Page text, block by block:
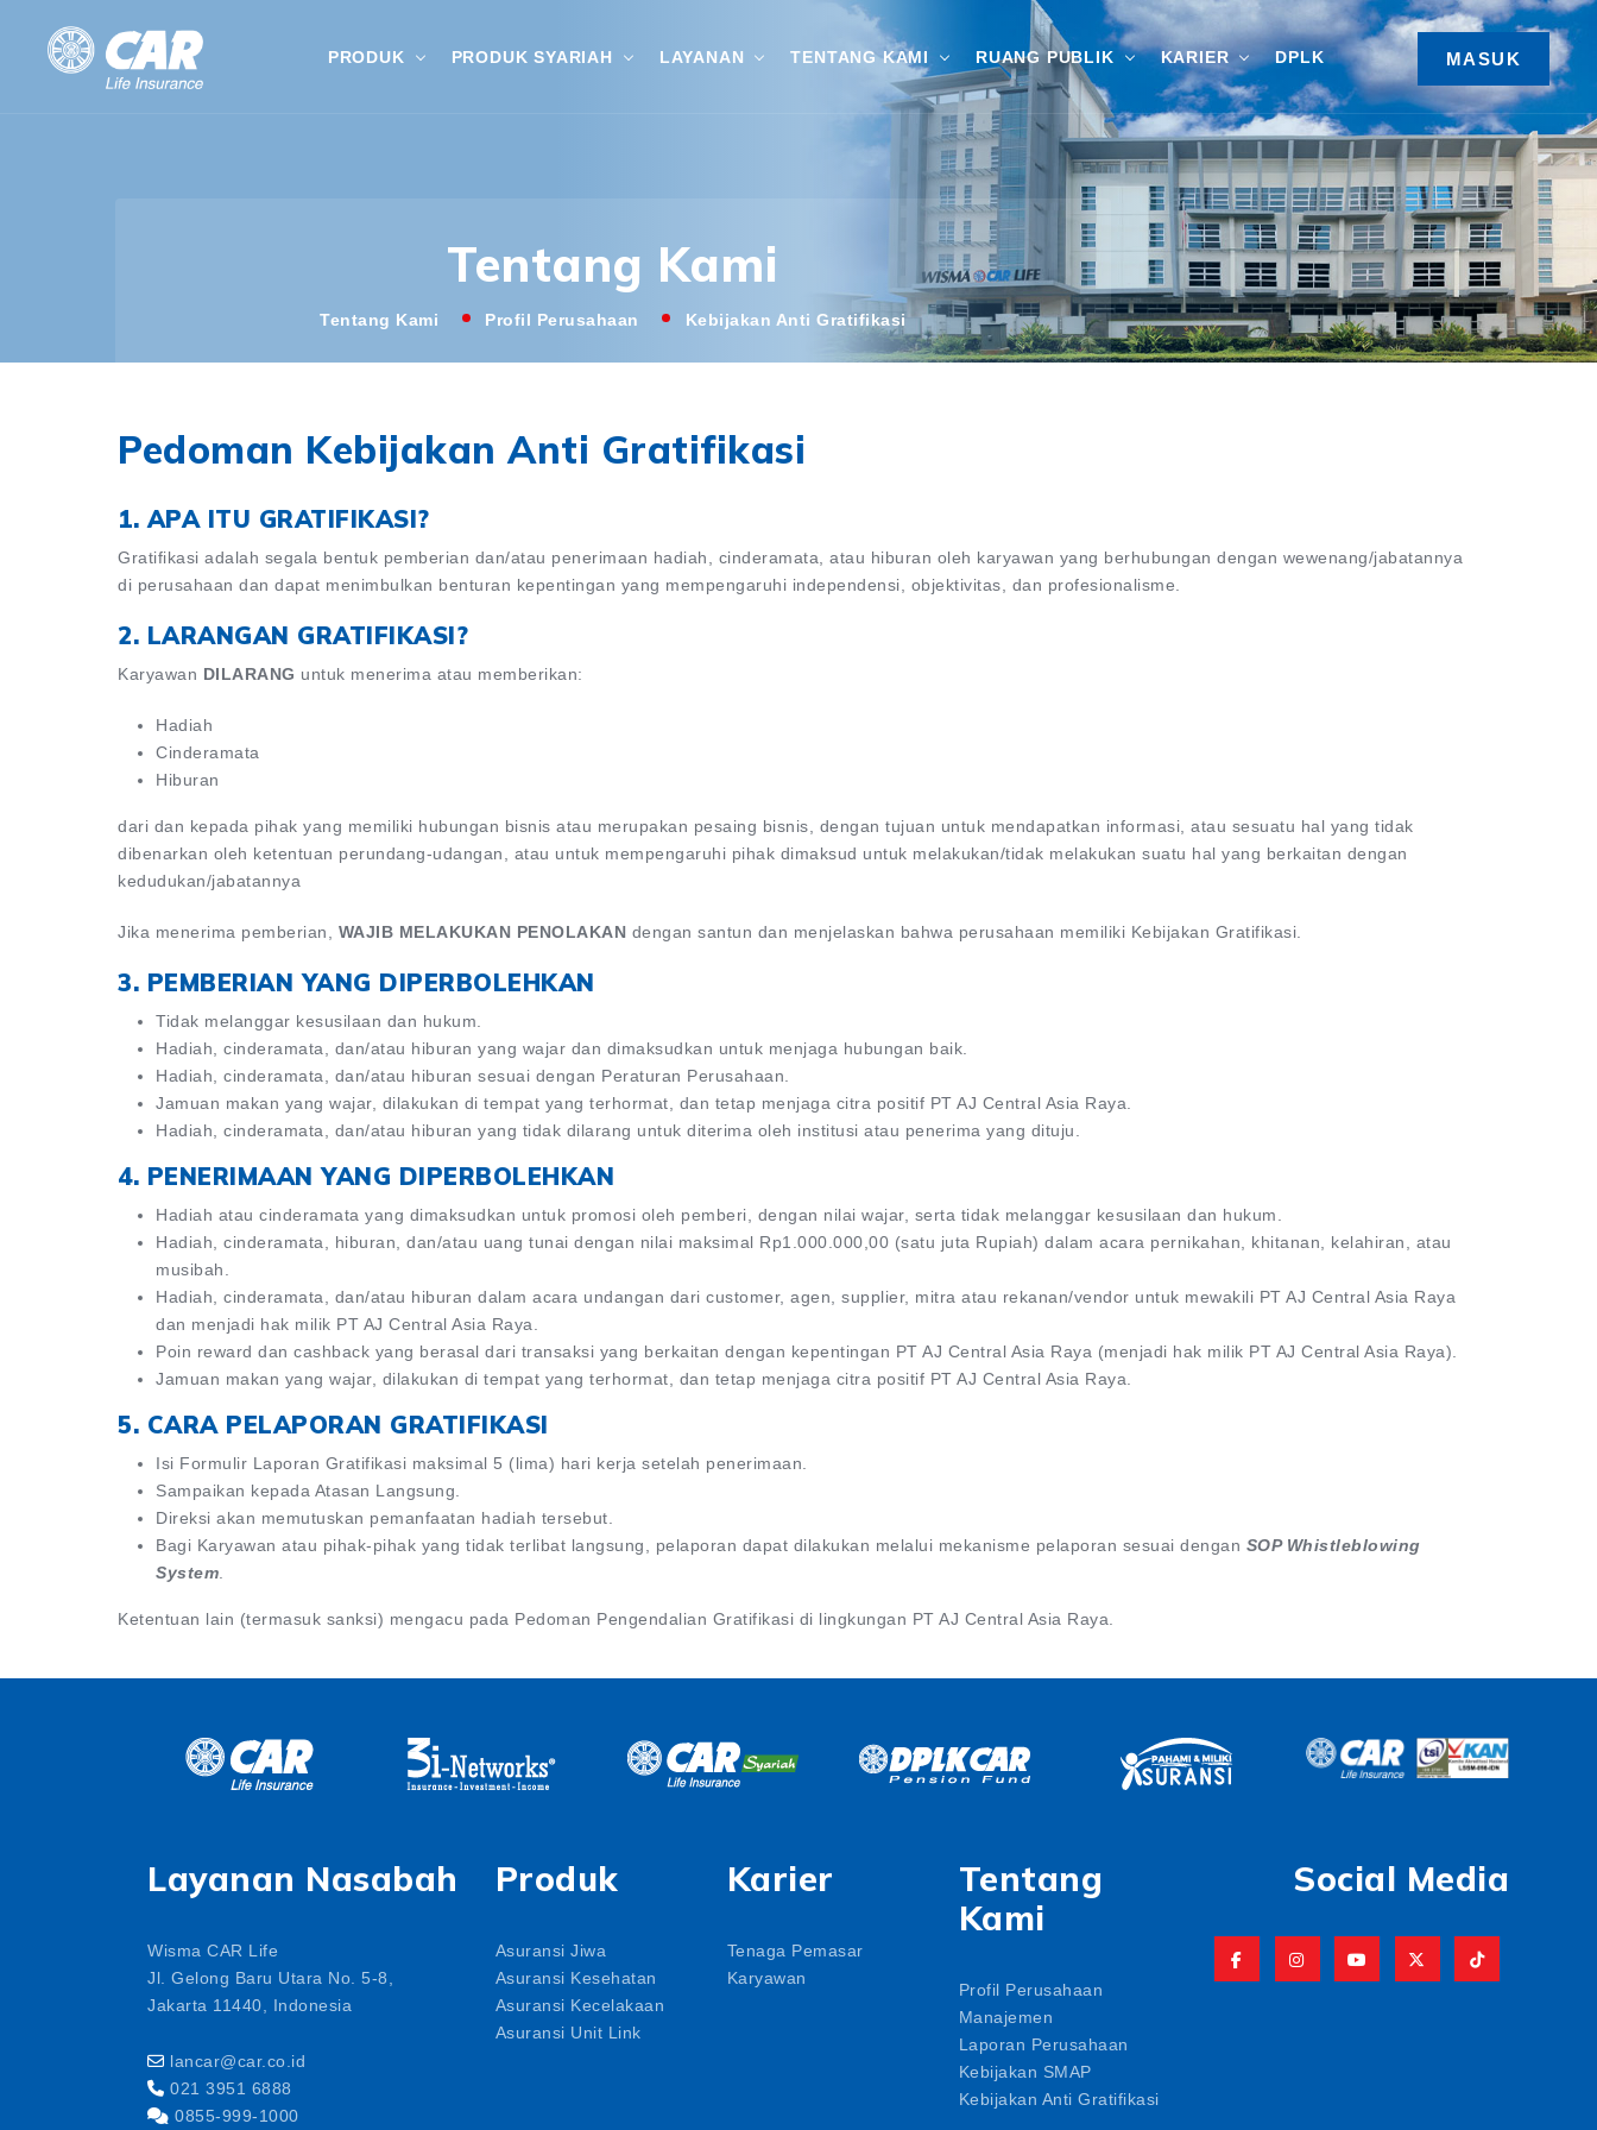
PRODUK PRODUK SYARIAH LAYANAN TENTANG KAMI RUANG PUBLIK KARIER DPLK MASUK
Tentang Kami
Tentang Kami Profil Perusahaan Kebijakan Anti Gratifikasi
Pedoman Kebijakan Anti Gratifikasi
1. APA ITU GRATIFIKASI?
Gratifikasi adalah segala bentuk pemberian dan/atau penerimaan hadiah, cinderamata, atau hiburan oleh karyawan yang berhubungan dengan wewenang/jabatannya
di perusahaan dan dapat menimbulkan benturan kepentingan yang mempengaruhi independensi, objektivitas, dan profesionalisme.
2. LARANGAN GRATIFIKASI?
Karyawan DILARANG untuk menerima atau memberikan:
Hadiah
Cinderamata
Hiburan
dari dan kepada pihak yang memiliki hubungan bisnis atau merupakan pesaing bisnis, dengan tujuan untuk mendapatkan informasi, atau sesuatu hal yang tidak
dibenarkan oleh ketentuan perundang-udangan, atau untuk mempengaruhi pihak dimaksud untuk melakukan/tidak melakukan suatu hal yang berkaitan dengan
kedudukan/jabatannya
Jika menerima pemberian, WAJIB MELAKUKAN PENOLAKAN dengan santun dan menjelaskan bahwa perusahaan memiliki Kebijakan Gratifikasi.
3. PEMBERIAN YANG DIPERBOLEHKAN
Tidak melanggar kesusilaan dan hukum.
Hadiah, cinderamata, dan/atau hiburan yang wajar dan dimaksudkan untuk menjaga hubungan baik.
Hadiah, cinderamata, dan/atau hiburan sesuai dengan Peraturan Perusahaan.
Jamuan makan yang wajar, dilakukan di tempat yang terhormat, dan tetap menjaga citra positif PT AJ Central Asia Raya.
Hadiah, cinderamata, dan/atau hiburan yang tidak dilarang untuk diterima oleh institusi atau penerima yang dituju.
4. PENERIMAAN YANG DIPERBOLEHKAN
Hadiah atau cinderamata yang dimaksudkan untuk promosi oleh pemberi, dengan nilai wajar, serta tidak melanggar kesusilaan dan hukum.
Hadiah, cinderamata, hiburan, dan/atau uang tunai dengan nilai maksimal Rp1.000.000,00 (satu juta Rupiah) dalam acara pernikahan, khitanan, kelahiran, atau
musibah.
Hadiah, cinderamata, dan/atau hiburan dalam acara undangan dari customer, agen, supplier, mitra atau rekanan/vendor untuk mewakili PT AJ Central Asia Raya
dan menjadi hak milik PT AJ Central Asia Raya.
Poin reward dan cashback yang berasal dari transaksi yang berkaitan dengan kepentingan PT AJ Central Asia Raya (menjadi hak milik PT AJ Central Asia Raya).
Jamuan makan yang wajar, dilakukan di tempat yang terhormat, dan tetap menjaga citra positif PT AJ Central Asia Raya.
5. CARA PELAPORAN GRATIFIKASI
Isi Formulir Laporan Gratifikasi maksimal 5 (lima) hari kerja setelah penerimaan.
Sampaikan kepada Atasan Langsung.
Direksi akan memutuskan pemanfaatan hadiah tersebut.
Bagi Karyawan atau pihak-pihak yang tidak terlibat langsung, pelaporan dapat dilakukan melalui mekanisme pelaporan sesuai dengan SOP Whistleblowing
System
Ketentuan lain (termasuk sanksi) mengacu pada Pedoman Pengendalian Gratifikasi di lingkungan PT AJ Central Asia Raya.
Layanan Nasabah
Wisma CAR Life
Jl. Gelong Baru Utara No. 5-8,
Jakarta 11440, Indonesia
lancar@car.co.id
021 3951 6888
0855-999-1000
Produk
Asuransi Jiwa
Asuransi Kesehatan
Asuransi Kecelakaan
Asuransi Unit Link
Karier
Tenaga Pemasar
Karyawan
Tentang
Kami
Profil Perusahaan
Manajemen
Laporan Perusahaan
Kebijakan SMAP
Kebijakan Anti Gratifikasi
Social Media